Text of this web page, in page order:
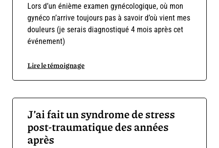
Lors d’un énième examen gynécologique, où mon
gynéco n’arrive toujours pas à savoir d’où vient mes
douleurs (je serais diagnostiqué 4 mois après cet
événement)
Lire le témoignage
J’ai fait un syndrome de stress
post-traumatique des années
après